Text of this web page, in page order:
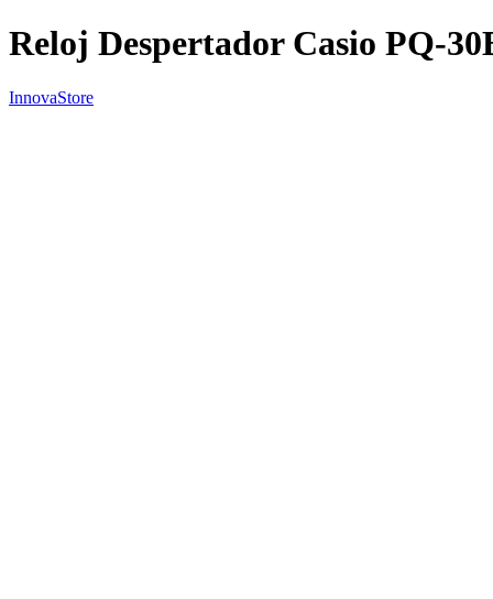
Reloj Despertador Casio PQ-
InnovaStore